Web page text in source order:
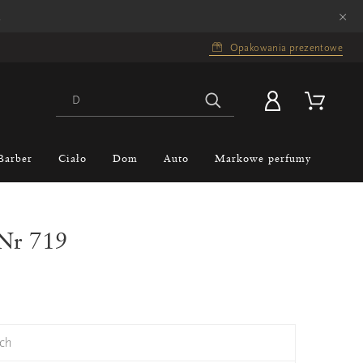
×
Opakowania prezentowe
Ciało Dom Auto Markowe perfumy
719